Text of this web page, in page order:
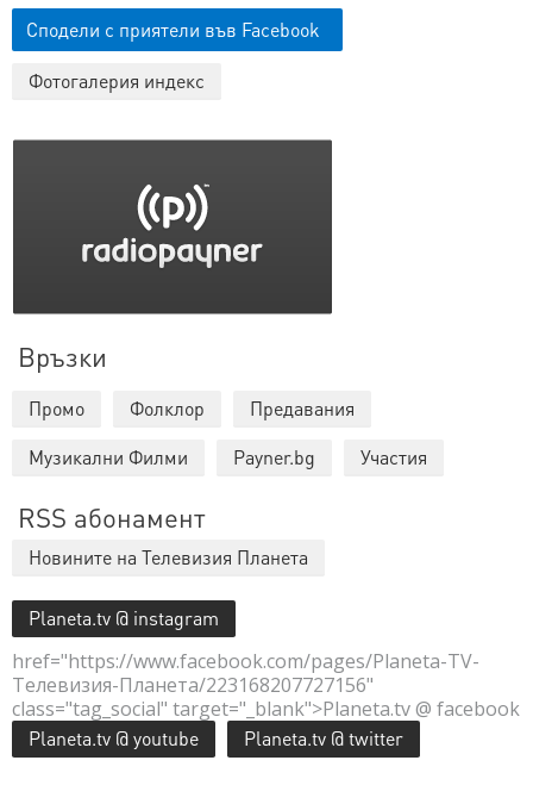
Сподели с приятели във Facebook
Фотогалерия индекс
Връзки
Промо Фолклор
Предавания
Музикални Филми
Payner.bg Участия
RSS абонамент
Новините на Телевизия Планета
Planeta.tv @ instagram
href="https://www.facebook.com/pages/Planeta-TV-
Телевизия-Планета/223168207727156"
class="tag_social" target="_blank">Planeta.tv @ facebook
Planeta.tv @ youtube Planeta.tv @ twitter